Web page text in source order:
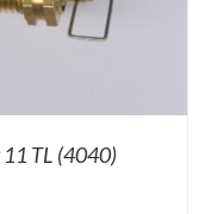
11 TL (4040)